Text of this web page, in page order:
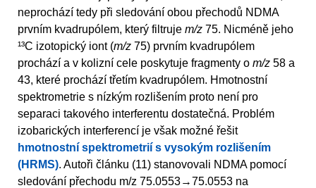
neprochází tedy při sledování obou přechodů NDMA
prvním kvadrupólem, který filtruje m/z 75. Nicméně jeho
¹³C izotopický iont (m/z 75) prvním kvadrupólem
prochází a v kolizní cele poskytuje fragmenty o m/z 58 a
43, které prochází třetím kvadrupólem. Hmotnostní
spektrometrie s nízkým rozlišením proto není pro
separaci takového interferentu dostatečná. Problém
izobarických interferencí je však možné řešit
hmotnostní spektrometrií s vysokým rozlišením
(HRMS). Autoři článku (11) stanovovali NDMA pomocí
sledování přechodu m/z 75.0553→75.0553 na